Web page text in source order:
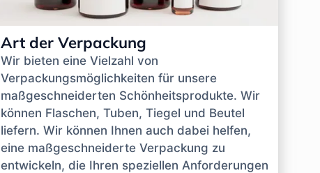
Art der Verpackung
Wir bieten eine Vielzahl von
Verpackungsmöglichkeiten für unsere
maßgeschneiderten Schönheitsprodukte. Wir
können Flaschen, Tuben, Tiegel und Beutel
liefern. Wir können Ihnen auch dabei helfen,
eine maßgeschneiderte Verpackung zu
entwickeln, die Ihren speziellen Anforderungen